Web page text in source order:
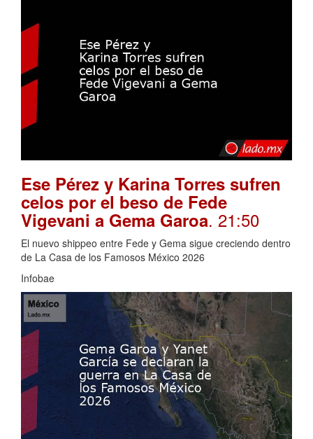
Ese Pérez y Karina Torres sufren
celos por el beso de Fede
Vigevani a Gema Garoa. 21:50
El nuevo shippeo entre Fede y Gema sigue creciendo dentro
de La Casa de los Famosos México 2026
Infobae